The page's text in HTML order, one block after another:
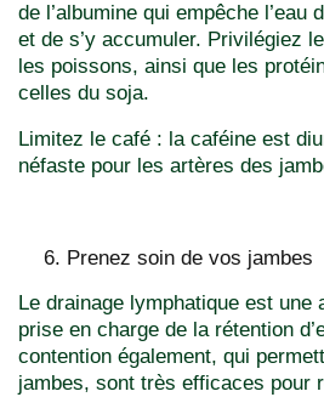
de l’albumine qui empêche l’eau
et de s’y accumuler. Privilégiez
les poissons, ainsi que les
celles du soja.
Limitez le café : la caféine est
néfaste pour les artères des
Prenez soin de vos jambes
Le drainage lymphatique est une
prise en charge de la rétention
contention également, qui
jambes, sont très efficaces pour